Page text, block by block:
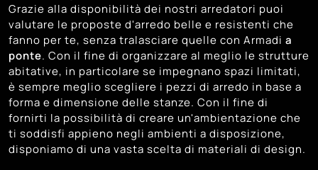
Venezia
Vicenza 120
Grazie alla disponibilità dei nostri arredatori puoi
valutare le proposte d'arredo belle e resistenti che
fanno per te, senza tralasciare quelle con Armadi a
ponte. Con il fine di organizzare al meglio le strutture
abitative, in particolare se impegnano spazi limitati,
è sempre meglio scegliere i pezzi di arredo in base a
forma e dimensione delle stanze. Con il fine di
fornirti la possibilità di creare un'ambientazione che
ti soddisfi appieno negli ambienti a disposizione,
disponiamo di una vasta scelta di materiali di design.